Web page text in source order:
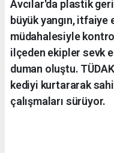
Avcılar'da plastik
büyük yangın,
müdahalesiyle kontrol
ilçeden ekipler sevk
duman oluştu.
kediyi kurtararak
çalışmaları sürüyor.